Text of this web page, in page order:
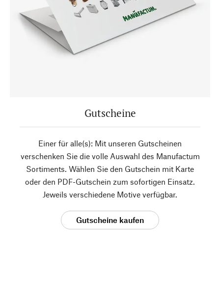
Gutscheine
Einer für alle(s): Mit unseren Gutscheinen
verschenken Sie die volle Auswahl des Manufactum
Sortiments. Wählen Sie den Gutschein mit Karte
oder den PDF-Gutschein zum sofortigen Einsatz.
Jeweils verschiedene Motive verfügbar.
Gutscheine kaufen